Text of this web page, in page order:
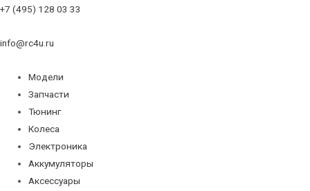
+7 (495) 128 03 33
info@rc4u.ru
Модели
Запчасти
Тюнинг
Колеса
Электроника
Аккумуляторы
Аксессуары